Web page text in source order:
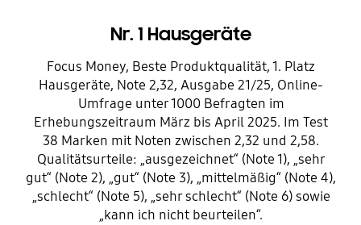
Nr. 1 Hausgeräte
Focus Money, Beste Produktqualität, 1. Platz
Hausgeräte, Note 2,32, Ausgabe 21/25, Online-
Umfrage unter 1000 Befragten im
Erhebungszeitraum März bis April 2025. Im Test
38 Marken mit Noten zwischen 2,32 und 2,58.
Qualitätsurteile: „ausgezeichnet“ (Note 1), „sehr
gut“ (Note 2), „gut“ (Note 3), „mittelmäßig“ (Note 4),
„schlecht“ (Note 5), „sehr schlecht“ (Note 6) sowie
„kann ich nicht beurteilen“.